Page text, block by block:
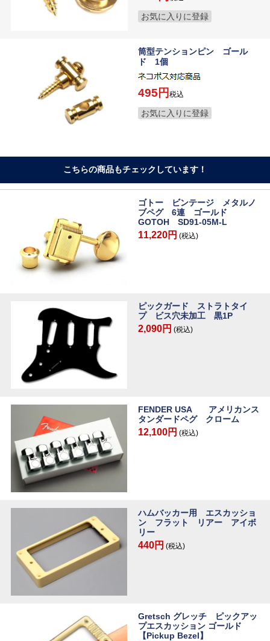
お気に入りに登録
筒型テンションピン ゴール
ド 1個
495 税込
お気に入りに登録
こちらの商品もチェックしています！
ゴトー ビンテージ メタルノ
ブペグ 6連 ゴールド
GOTOH SD91-05M-L
11,220円 (税込)
ピックガード ストラトタイ
プ ビス穴未加工 黒1P
2,090円 (税込)
FENDER USA アメリカンス
タンダードペグ クローム
12,100円 (税込)
ハムバッカー用 エスカッショ
ン フラット リアー アイボ
リー
440円 (税込)
Gretsch グレッチ ピックアッ
プエスカッション ゴールド
【Pickup Bezel】